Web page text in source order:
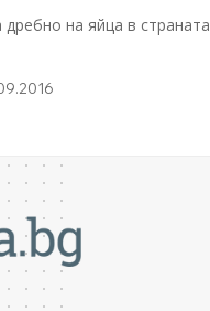
на яйца в страната